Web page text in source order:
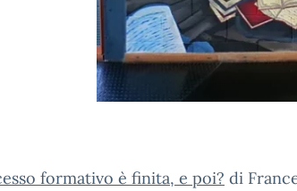
formativo è finita, e poi? di